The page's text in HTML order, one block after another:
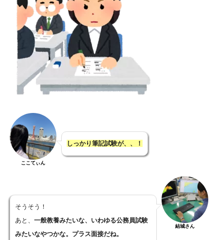
ここてぃん
しっかり筆記試験が、、！
そうそう！
あと、 一般教養みたいな、いわゆる公務員試験
みたいなやつかな。プラス面接だね。
結城さん